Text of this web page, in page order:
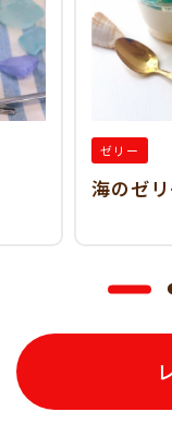
ゼリー
海のゼ